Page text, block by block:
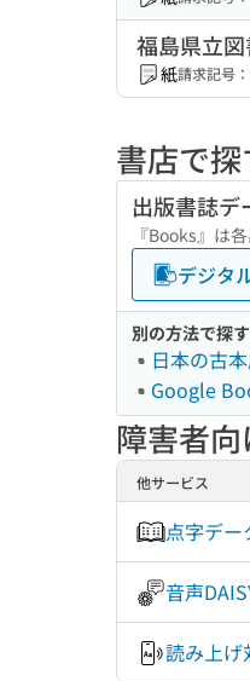
福島県立
紙請求記号：
書店で探
出版書誌デ
『Books』は
デジタ
別の方法で探す
日本の古
Google
障害者
他サービス
点字デー
音声
読み上げ